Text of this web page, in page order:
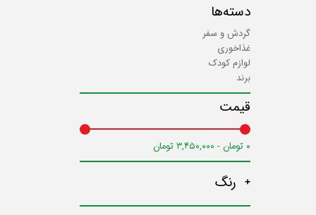
خروج از حساب کاربری
دسته‌ها
گردش و سفر
غذاخوری
لوازم کودک
برند
قیمت
۰ تومان - ۳,۴۵۰,۰۰۰ تومان
رنگ